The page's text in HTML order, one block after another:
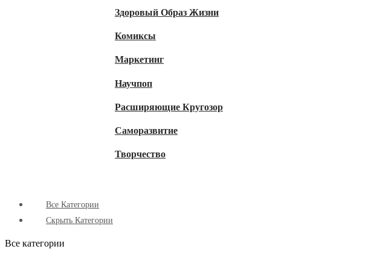
Здоровый Образ Жизни
Комиксы
Маркетинг
Научпоп
Расширяющие Кругозор
Cаморазвитие
Творчество
Все Категории
Скрыть Категории
Все категории